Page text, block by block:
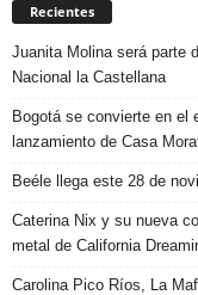
Recientes
Juanita Molina será parte
Nacional la Castellana
Bogotá se convierte en el
lanzamiento de Casa
Beéle llega este 28 de
Caterina Nix y su nueva
metal de California
Carolina Pico Ríos, La